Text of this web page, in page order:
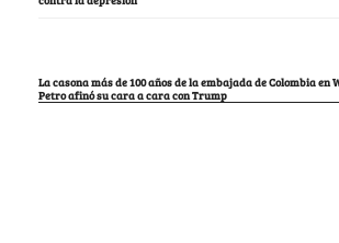
La casona más de 100 años de la embajada de Colombia en
Petro afinó su cara a cara con Trump